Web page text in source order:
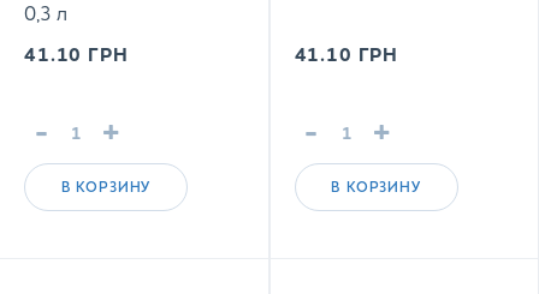
0,3 л
41.10 ГРН
- +
В КОРЗИНУ
41.10 ГРН
- +
В КОРЗИНУ